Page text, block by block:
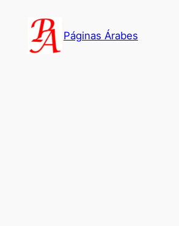
contenido
Páginas Árabes